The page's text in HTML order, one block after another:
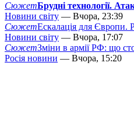
СюжетБрудні технології.
Новини світу — Вчора, 23:39
СюжетЕскалація для Європи.
Новини світу — Вчора, 17:07
СюжетЗміни в армії РФ: що
Росія новини — Вчора, 15:20